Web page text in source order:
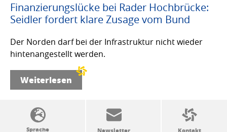
Finanzierungslücke bei Rader Hochbrücke:
Seidler fordert klare Zusage vom Bund
Der Norden darf bei der Infrastruktur nicht wieder
hintenangestellt werden.
Weiterlesen
SSW-Politik von A bis Z